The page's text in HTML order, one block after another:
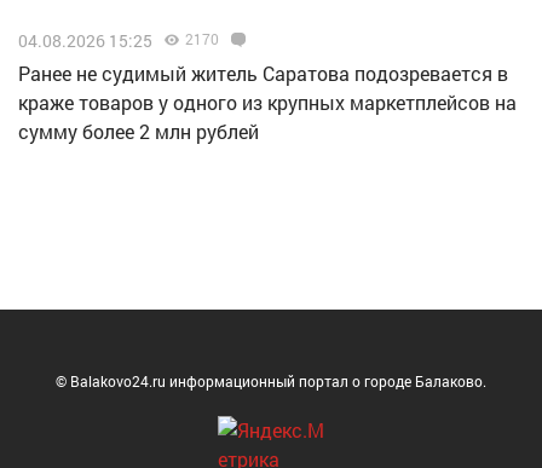
04.08.2026 15:25 2170
Ранее не судимый житель Саратова подозревается в
краже товаров у одного из крупных маркетплейсов на
сумму более 2 млн рублей
© Balakovo24.ru информационный портал о городе Балаково.